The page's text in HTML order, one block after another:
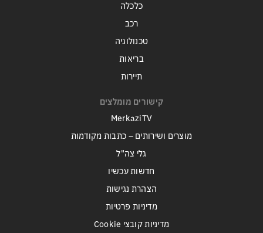
כלכלה
רכב
טכנולוגיה
בריאות
תיירות
קישורים מומלצים
MerkaziTV
מוצרים ושירותים – כתבות מקודמות
גלי צה"ל
חדשות עכשיו
הצהרת נגישות
מדיניות פרטיות
מדיניות קובצי Cookie